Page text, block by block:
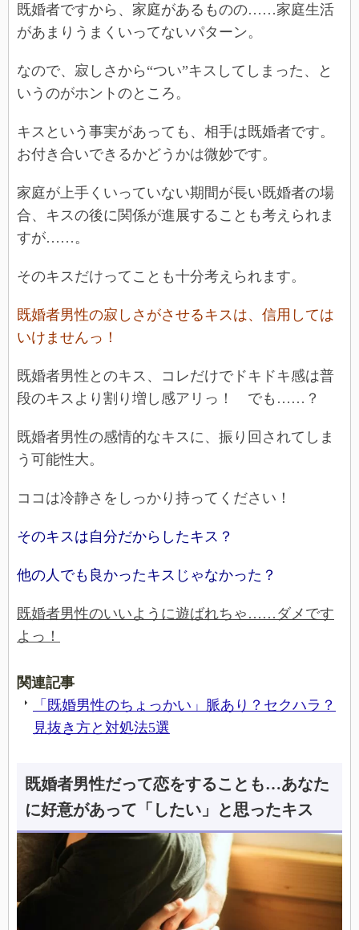
既婚者ですから、家庭があるものの……家庭生活
があまりうまくいってないパターン。
なので、寂しさから“つい”キスしてしまった、と
いうのがホントのところ。
キスという事実があっても、相手は既婚者です。
お付き合いできるかどうかは微妙です。
家庭が上手くいっていない期間が長い既婚者の場
合、キスの後に関係が進展することも考えられま
すが……。
そのキスだけってことも十分考えられます。
既婚者男性の寂しさがさせるキスは、信用しては
いけませんっ！
既婚者男性とのキス、コレだけでドキドキ感は普
段のキスより割り増し感アリっ！ でも……？
既婚者男性の感情的なキスに、振り回されてしま
う可能性大。
ココは冷静さをしっかり持ってください！
そのキスは自分だからしたキス？
他の人でも良かったキスじゃなかった？
既婚者男性のいいように遊ばれちゃ……ダメです
よっ！
関連記事
「既婚男性のちょっかい」脈あり？セクハラ？
見抜き方と対処法5選
既婚者男性だって恋をすることも…あなた
に好意があって「したい」と思ったキス